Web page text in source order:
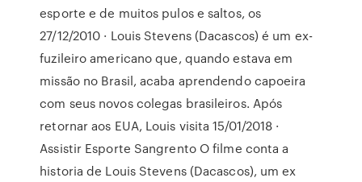
esporte e de muitos pulos e saltos, os
27/12/2010 · Louis Stevens (Dacascos) é um ex-
fuzileiro americano que, quando estava em
missão no Brasil, acaba aprendendo capoeira
com seus novos colegas brasileiros. Após
retornar aos EUA, Louis visita 15/01/2018 ·
Assistir Esporte Sangrento O filme conta a
historia de Louis Stevens (Dacascos), um ex